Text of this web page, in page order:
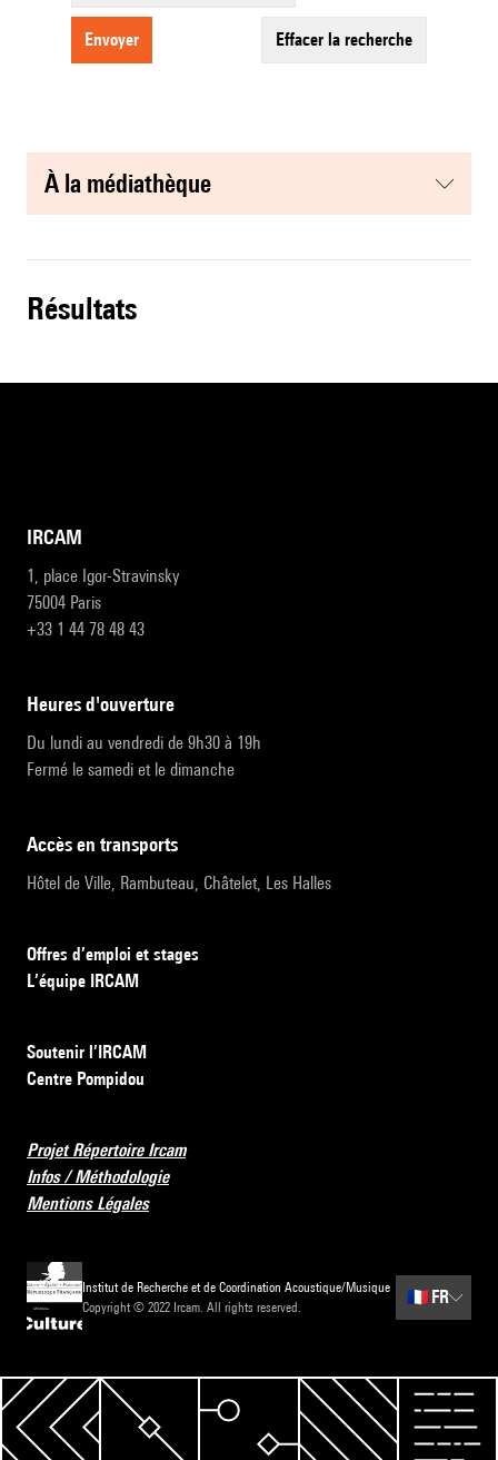
envoyer effacer la recherche
à la médiathèque
résultats
IRCAM
1, place Igor-Stravinsky
75004 Paris
+33 1 44 78 48 43
heures d'ouverture
Du lundi au vendredi de 9h30 à 19h
Fermé le samedi et le dimanche
accès en transports
Hôtel de Ville, Rambuteau, Châtelet, Les Halles
Offres d’emploi et stages
L’équipe IRCAM
Soutenir l’IRCAM
Centre Pompidou
Projet Répertoire Ircam
Infos / Méthodologie
Mentions Légales
Institut de Recherche et de Coordination Acoustique/Musique
Copyright © 2022 Ircam. All rights reserved.
🇫🇷 FR